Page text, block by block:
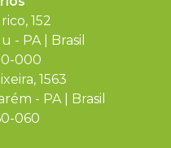
152
- PA | Brasil
000
1563
- PA | Brasil
060